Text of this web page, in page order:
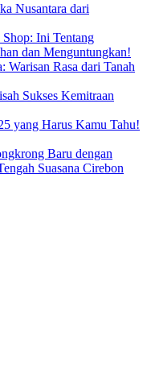
Nusantara dari
Ini Tentang
dan Menguntungkan!
Warisan Rasa dari Tanah
Sukses Kemitraan
yang Harus Kamu Tahu!
Baru dengan
Suasana Cirebon